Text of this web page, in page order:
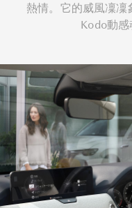
熱情。它的威風凜凜
Kodo動感